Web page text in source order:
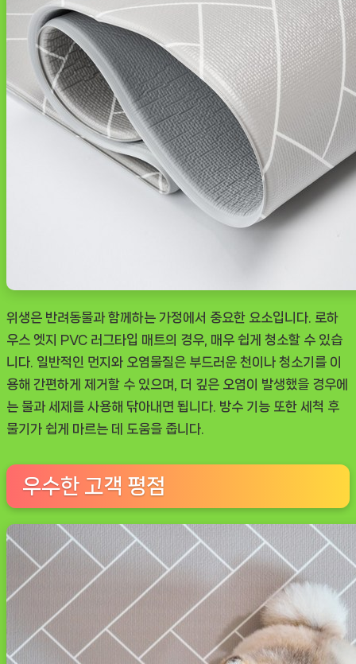
위생은 반려동물과 함께하는 가정에서 중요한 요소입니다. 로하
우스 엣지 PVC 러그타입 매트의 경우, 매우 쉽게 청소할 수 있습
니다. 일반적인 먼지와 오염물질은 부드러운 천이나 청소기를 이
용해 간편하게 제거할 수 있으며, 더 깊은 오염이 발생했을 경우에
는 물과 세제를 사용해 닦아내면 됩니다. 방수 기능 또한 세척 후
물기가 쉽게 마르는 데 도움을 줍니다.
우수한 고객 평점